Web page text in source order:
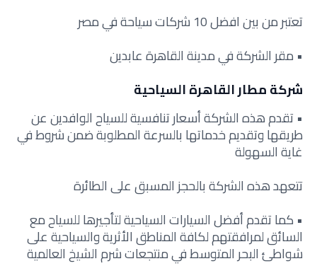
تعتبر من بين افضل 10 شركات سياحة في مصر
• مقر الشركة في مدينة القاهرة عابدين
شركة مطار القاهرة السياحية
• تقدم هذه الشركة أسعار تنافسية للسياح الوافدين عن
طريقها وتقديم خدماتها بالسرعة المطلوبة ضمن شروط في
غاية السهولة
تتعهد هذه الشركة بالحجز المسبق على الطائرة
• كما تقدم أفضل السيارات السياحية لتأجيرها للسياح مع
السائق لمرافقتهم لكافة المناطق الأثرية والسياحية على
شواطئ البحر المتوسط في منتجعات شرم الشيخ العالمية